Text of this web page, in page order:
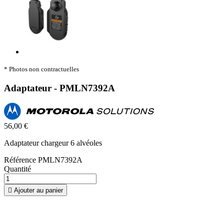
* Photos non contractuelles
Adaptateur - PMLN7392A
56,00 €
Adaptateur chargeur 6 alvéoles
Référence PMLN7392A
Quantité
 Ajouter au panier